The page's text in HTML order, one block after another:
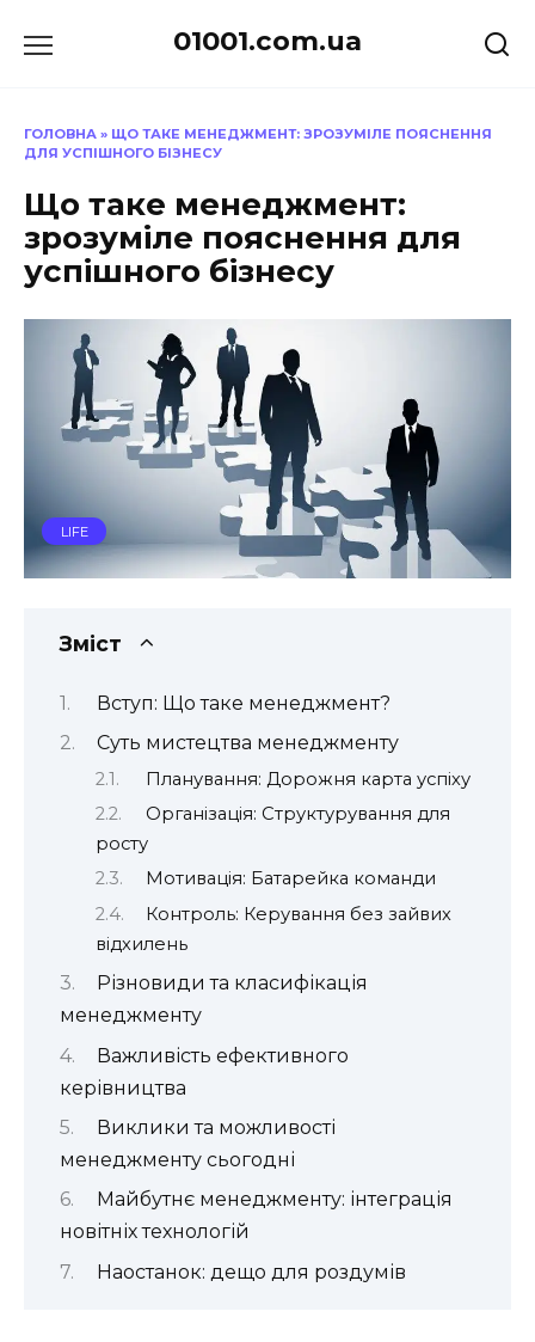
до
01001.com.ua
ГОЛОВНА » ЩО ТАКЕ МЕНЕДЖМЕНТ: ЗРОЗУМІЛЕ ПОЯСНЕННЯ
ДЛЯ УСПІШНОГО БІЗНЕСУ
Що таке менеджмент:
зрозуміле пояснення для
успішного бізнесу
LIFE
Зміст
Вступ: Що таке менеджмент?
Суть мистецтва менеджменту
Планування: Дорожня карта успіху
Організація: Структурування для
росту
Мотивація: Батарейка команди
Контроль: Керування без зайвих
відхилень
Різновиди та класифікація
менеджменту
Важливість ефективного
керівництва
Виклики та можливості
менеджменту сьогодні
Майбутнє менеджменту: інтеграція
новітніх технологій
Наостанок: дещо для роздумів